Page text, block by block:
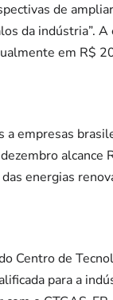
de
da indústria”.
em R$
empresas
energias
Centro de
para a